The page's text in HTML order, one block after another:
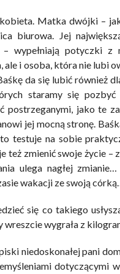
Matka dwójki –
biurowa. Jej
– wypełniają potyczki
ale i osoba, która nie lubi
da się lubić również
staramy się
postrzeganymi, jako te
jej mocną stronę.
testuje na sobie
też zmienić swoje życie
ulega nagłej
wakacji ze swoją
się co takiego
wreszcie wygrała z
niedoskonałej pani
dotyczącymi